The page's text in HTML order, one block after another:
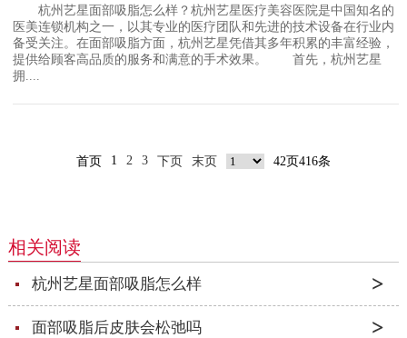
杭州艺星面部吸脂怎么样？杭州艺星医疗美容医院是中国知名的
医美连锁机构之一，以其专业的医疗团队和先进的技术设备在行业内
备受关注。在面部吸脂方面，杭州艺星凭借其多年积累的丰富经验，
提供给顾客高品质的服务和满意的手术效果。 首先，杭州艺星
拥....
首页 1 2 3 下页 末页 42页416条
相关阅读
杭州艺星面部吸脂怎么样
面部吸脂后皮肤会松弛吗